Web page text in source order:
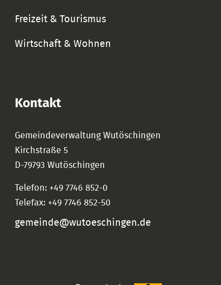
Freizeit & Tourismus
Wirtschaft & Wohnen
Kontakt
Gemeindeverwaltung Wutöschingen
Kirchstraße 5
D-79793 Wutöschingen
Telefon: +49 7746 852-0
Telefax: +49 7746 852-50
gemeinde@wutoeschingen.de